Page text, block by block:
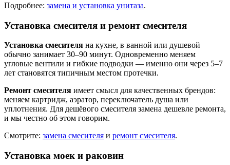
Подробнее: замена и установка унитаза.
Установка смесителя и ремонт смесителя
Установка смесителя на кухне, в ванной или душевой
обычно занимает 30–90 минут. Одновременно меняем
угловые вентили и гибкие подводки — именно они через 5–7
лет становятся типичным местом протечки.
Ремонт смесителя имеет смысл для качественных брендов:
меняем картридж, аэратор, переключатель душа или
уплотнения. Для дешёвого смесителя замена дешевле ремонта,
и мы честно об этом говорим.
Смотрите: замена смесителя и ремонт смесителя.
Установка моек и раковин